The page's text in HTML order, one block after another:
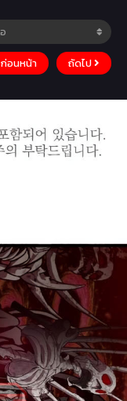
ก่อนหน้า ถัดไป